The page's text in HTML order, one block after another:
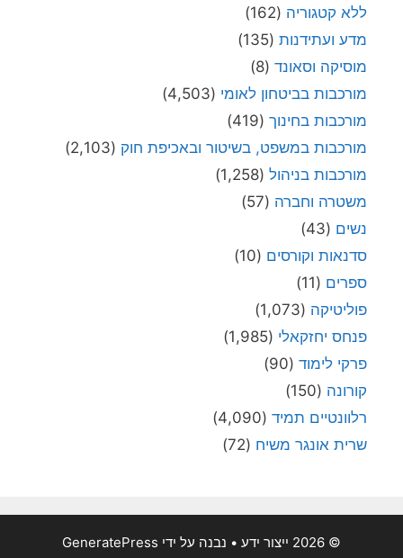
ללא קטגוריה (162)
מדע ועתידנות (135)
מוסיקה וסאונד (8)
מורכבות בביטחון לאומי (4,503)
מורכבות בחינוך (419)
מורכבות במשפט, בשיטור ובאכיפת חוק (2,103)
מורכבות בניהול (1,258)
משטרה וחברה (57)
נשים (43)
סדנאות וקורסים (10)
ספרים (11)
פוליטיקה (1,073)
פנחס יחזקאלי (1,985)
פרקי לימוד (90)
קורונה (150)
רלוונטיים תמיד (4,090)
שרית אונגר משיח (72)
© 2026 ייצור ידע • נבנה על ידי GeneratePress